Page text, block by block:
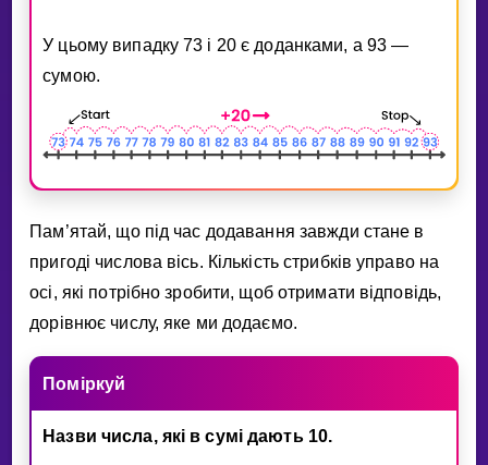
У цьому випадку 73 i 20 є доданками, а 93 —
сумою.
Пам’ятай, що пiд час додавання завжди стане в
пригодi числова вiсь. Кiлькiсть стрибкiв управо на
осi, якi потрiбно зробити, щоб отримати вiдповiдь,
дорiвнює числу, яке ми додаємо.
Помiркуй
Назви числа, якi в сумi дають 10.